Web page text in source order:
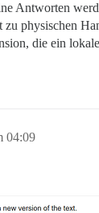
Antworten
zu physischen
die ein
04:09